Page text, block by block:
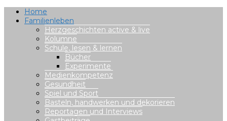
Home
Familienleben
Herzgeschichten active & live
Kolumne
Schule, lesen & lernen
Bücher
Experimente
Medienkompetenz
Gesundheit
Spiel und Sport
Basteln, handwerken und dekorieren
Reportagen und Interviews